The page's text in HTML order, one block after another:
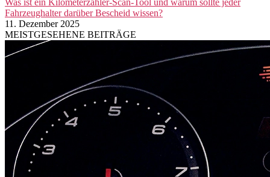
Fahrzeughalter darüber Bescheid wissen?
11. Dezember 2025
MEISTGESEHENE BEITRÄGE